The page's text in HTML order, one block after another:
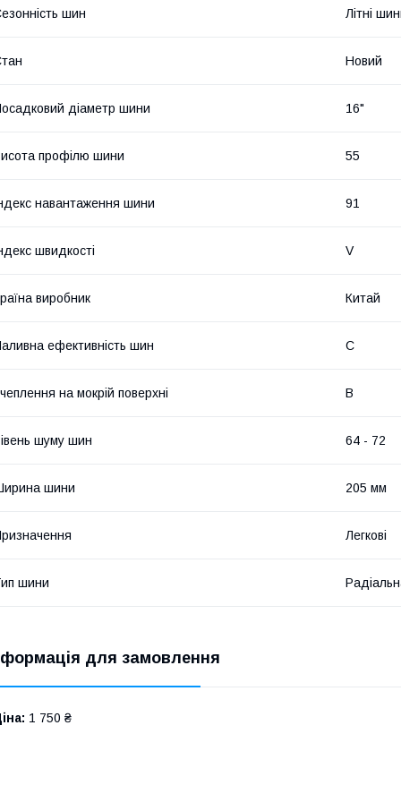
шин Літні
Новий
діаметр шини 16"
профілю шини 55
навантаження шини 91
швидкості V
виробник Китай
ефективність шин C
на мокрій поверхні B
шуму шин 64 - 72
шини 205 мм
Легкові
шини
для замовлення
1 750 ₴